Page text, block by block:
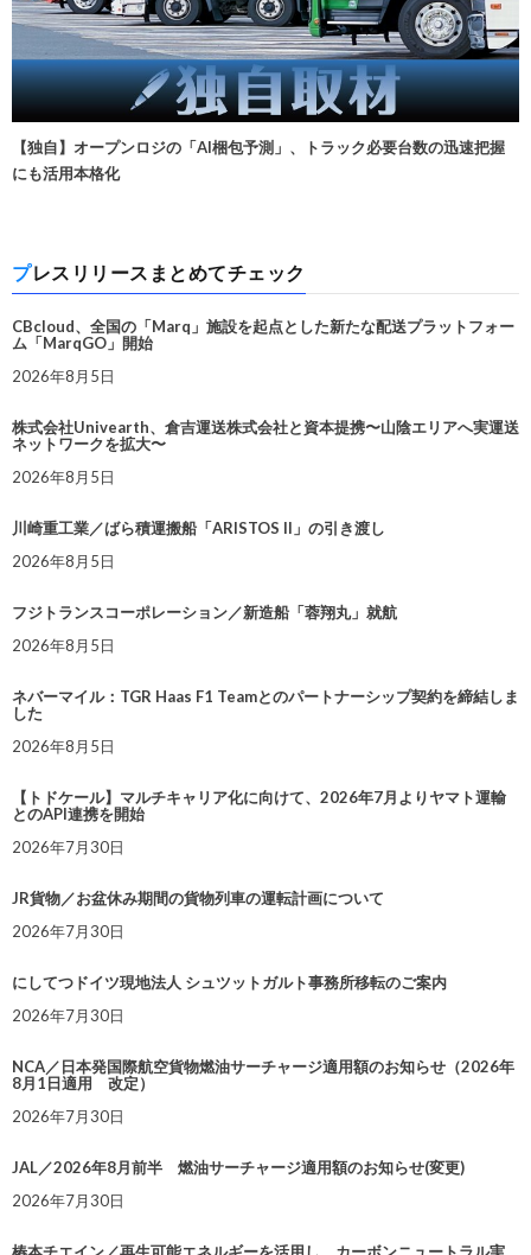
【独自】オープンロジの「AI梱包予測」、トラック必要台数の迅速把握
にも活用本格化
プレスリリースまとめてチェック
CBcloud、全国の「Marq」施設を起点とした新たな配送プラットフォー
ム「MarqGO」開始
2026年8月5日
株式会社Univearth、倉吉運送株式会社と資本提携〜山陰エリアへ実運送
ネットワークを拡大〜
2026年8月5日
川崎重工業／ばら積運搬船「ARISTOS II」の引き渡し
2026年8月5日
フジトランスコーポレーション／新造船「蓉翔丸」就航
2026年8月5日
ネバーマイル：TGR Haas F1 Teamとのパートナーシップ契約を締結しま
した
2026年8月5日
【トドケール】マルチキャリア化に向けて、2026年7月よりヤマト運輸
とのAPI連携を開始
2026年7月30日
JR貨物／お盆休み期間の貨物列車の運転計画について
2026年7月30日
にしてつドイツ現地法人 シュツットガルト事務所移転のご案内
2026年7月30日
NCA／日本発国際航空貨物燃油サーチャージ適用額のお知らせ（2026年
8月1日適用 改定）
2026年7月30日
JAL／2026年8月前半 燃油サーチャージ適用額のお知らせ(変更)
2026年7月30日